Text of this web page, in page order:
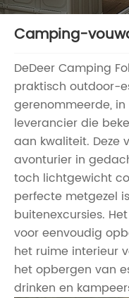
Camping-
DeDeer Camping
praktisch outdoor-
gerenommeerde,
leverancier die
aan kwaliteit. Deze
avonturier in
toch lichtgewicht
perfecte metgezel
buitenexcursies.
voor eenvoudig
het ruime interieur
het opbergen van
drinken en